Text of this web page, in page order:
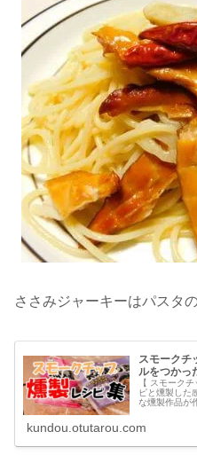
ささみジャーキーはパスタ
スモークチ
ルをつかっ
【 スモーク
ピと燻製した
な燻製作品が
kundou.otutarou.com